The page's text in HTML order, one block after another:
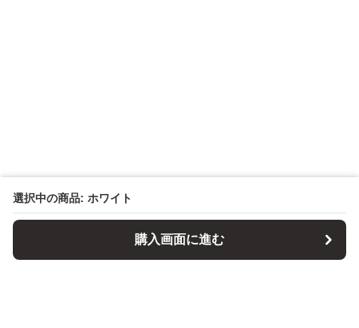
選択中の商品: ホワイト
購入画面に進む